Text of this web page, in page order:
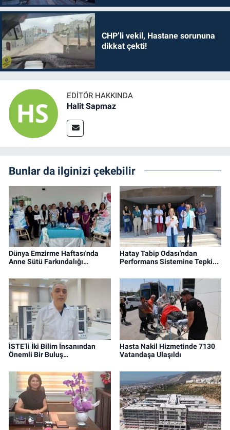
CHP’li vekil, Hastane sorununa
dikkat çekti!
EDITÖR HAKKINDA
Halit Sapmaz
Bunlar da ilginizi çekebilir
Dünya Emzirme Haftası'nda
Anne Sütü Farkındalığı…
Hatay Tabip Odası'ndan
Performans Sistemine Tepki...
İSTE’li İki Bilim İnsanından
Önemli Bir Buluş…
Hasta Nakil Hizmetinde 7130
Vatandaşa Ulaşıldı